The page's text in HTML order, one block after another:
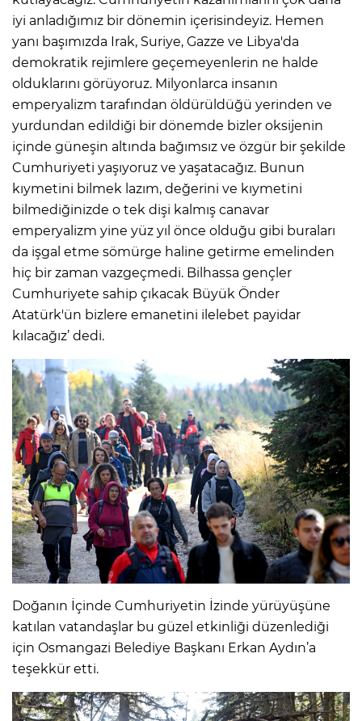
iyi anladığımız bir dönemin içerisindeyiz. Hemen
yanı başımızda Irak, Suriye, Gazze ve Libya'da
demokratik rejimlere geçemeyenlerin ne halde
olduklarını görüyoruz. Milyonlarca insanın
emperyalizm tarafından öldürüldüğü yerinden ve
yurdundan edildiği bir dönemde bizler oksijenin
içinde güneşin altında bağımsız ve özgür bir şekilde
Cumhuriyeti yaşıyoruz ve yaşatacağız. Bunun
kıymetini bilmek lazım, değerini ve kıymetini
bilmediğinizde o tek dişi kalmış canavar
emperyalizm yine yüz yıl önce olduğu gibi buraları
da işgal etme sömürge haline getirme emelinden
hiç bir zaman vazgeçmedi. Bilhassa gençler
Cumhuriyete sahip çıkacak Büyük Önder
Atatürk'ün bizlere emanetini ilelebet payidar
kılacağız’ dedi.
Doğanın İçinde Cumhuriyetin İzinde yürüyüşüne
katılan vatandaşlar bu güzel etkinliği düzenlediği
için Osmangazi Belediye Başkanı Erkan Aydın’a
teşekkür etti.